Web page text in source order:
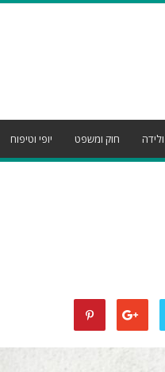
ולידה חוק ומשפט יופי וטיפוח